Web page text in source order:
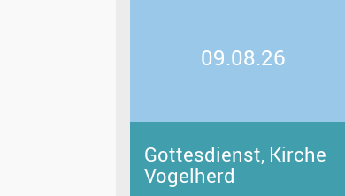
09.08.26
Gottesdienst, Kirche
Vogelherd